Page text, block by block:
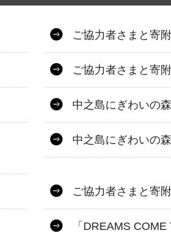
ご協力者さまと寄
ご協力者さまと寄
中之島にぎわいの
中之島にぎわいの
ご協力者さまと寄
「DREAMS